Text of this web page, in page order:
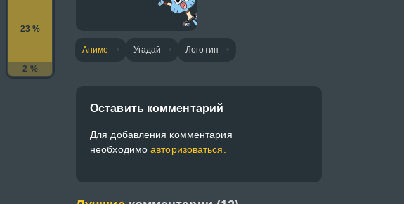
23 %
2 %
Аниме Угадай Логотип
Оставить комментарий
Для добавления комментария
необходимоавторизоваться.